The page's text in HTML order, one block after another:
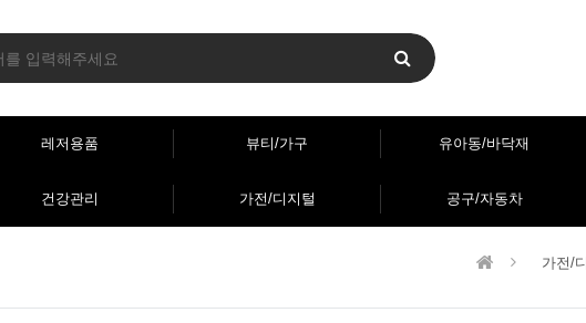
레저용품 뷰티/가구 유아동/바닥재
건강관리 가전/디지털 공구/자동차
가전/